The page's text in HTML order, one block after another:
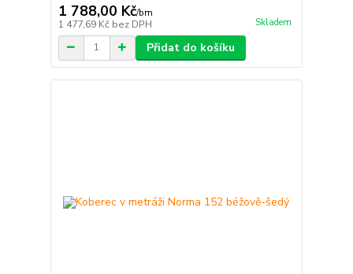
1 788,00 Kč/bm
1 477,69 Kč bez DPH Skladem
Přidat do košíku